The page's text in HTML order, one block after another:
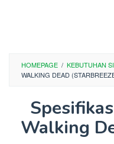
HOMEPAGE / KEBUTUHAN
WALKING DEAD
Walking